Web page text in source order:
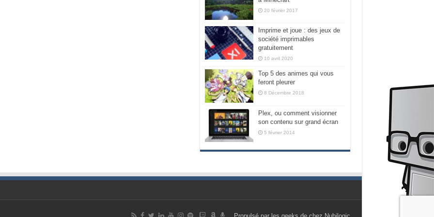
20 février 2017
Imprime et joue : des jeux de
société imprimables
gratuitement
10 avril 2020
Top 5 des animes qui vous
feront pleurer
8 Décembre 2018
Plex, ou comment visionner
son contenu sur grand écran
5 février 2014